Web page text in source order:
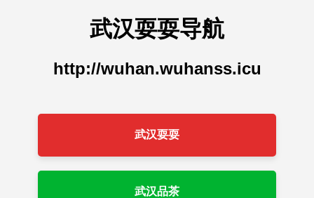
武汉耍耍导航
http://wuhan.wuhanss.icu
武汉耍耍
武汉品茶